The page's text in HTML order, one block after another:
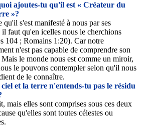
ajoutes-tu qu'il est « Créateur du
»?
qu'il s'est manifesté à nous par ses
il faut qu'en icelles nous le cherchions
104 ; Romains 1:20). Car notre
n'est pas capable de comprendre son
Mais le monde nous est comme un miroir,
le pouvons contempler selon qu'il nous
de le connaître.
et la terre n'entends-tu pas le résidu
mais elles sont comprises sous ces deux
qu'elles sont toutes célestes ou